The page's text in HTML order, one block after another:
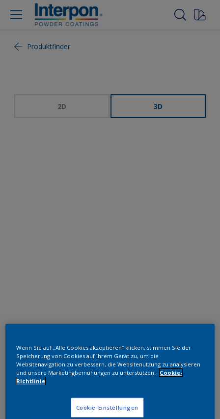
Produktfinder
2D 3D
RAL 9010
MA610L
Muster bestellen
Wenn Sie auf „Alle Cookies akzeptieren“ klicken, stimmen Sie der
Speicherung von Cookies auf Ihrem Gerät zu, um die
Websitenavigation zu verbessern, die Websitenutzung zu analysieren
und unsere Marketingbemühungen zu unterstützen.
Cookie-
Richtlinie
Cookie-Einstellungen